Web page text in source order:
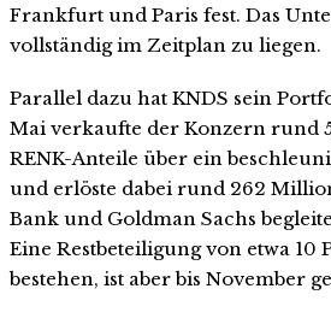
Frankfurt und Paris fest. Das
vollständig im Zeitplan zu liegen.
Parallel dazu hat KNDS sein
Mai verkaufte der Konzern rund
RENK-Anteile über ein
und erlöste dabei rund 262
Bank und Goldman Sachs
Eine Restbeteiligung von etwa 10
bestehen, ist aber bis November